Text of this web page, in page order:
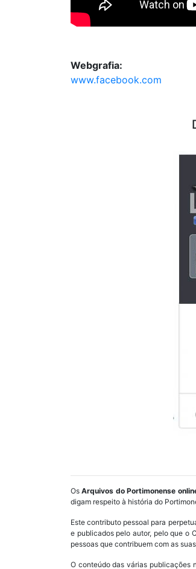
Webgrafia:
www.facebook.com
OsArquivos do Portimonense
digam respeito à história do
Este contributo pessoal para
e publicados pelo autor, pelo que o
pessoas que contribuem com as
O conteúdo das várias publicações